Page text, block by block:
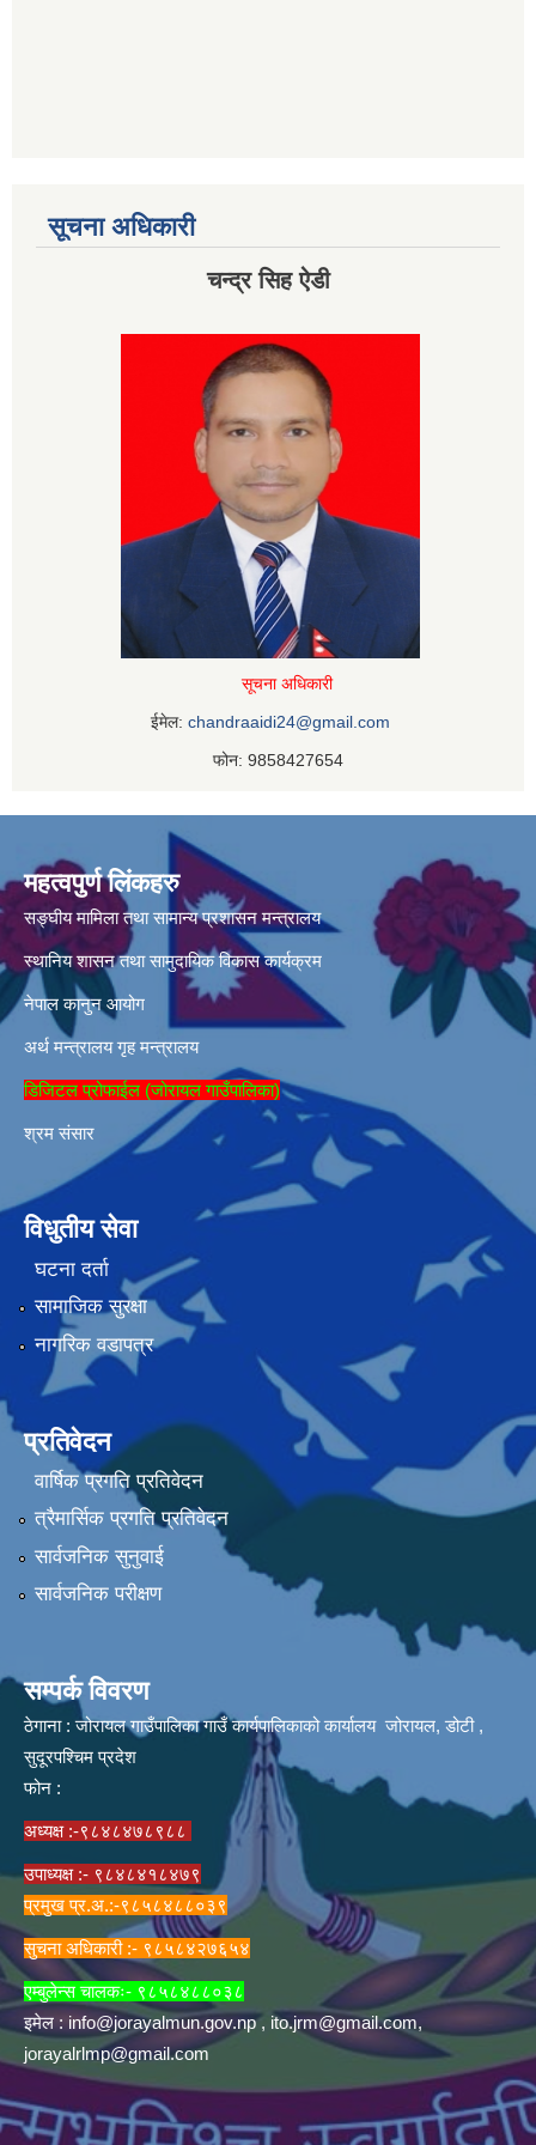
सूचना अधिकारी
चन्द्र सिह ऐडी
सूचना अधिकारी
ईमेल: chandraaidi24@gmail.com
फोन: 9858427654
महत्वपुर्ण लिंकहरु
सङ्घीय मामिला तथा सामान्य प्रशासन मन्त्रालय
स्थानिय शासन तथा सामुदायिक विकास कार्यक्रम
नेपाल कानुन आयोग
अर्थ मन्त्रालय गृह मन्त्रालय
डिजिटल प्रोफाईल (जोरायल गाउँपालिका)
श्रम संसार
विधुतीय सेवा
घटना दर्ता
सामाजिक सुरक्षा
नागरिक वडापत्र
प्रतिवेदन
वार्षिक प्रगति प्रतिवेदन
त्रैमार्सिक प्रगति प्रतिवेदन
सार्वजनिक सुनुवाई
सार्वजनिक परीक्षण
सम्पर्क विवरण
ठेगाना : जोरायल गाउँपालिका गाउँ कार्यपालिकाको कार्यालय जोरायल, डोटी ,
सुदूरपश्चिम प्रदेश
फोन :
अध्यक्ष :-९८४८४७८९८८
उपाध्यक्ष :- ९८४८४१८४७९
प्रमुख प्र.अ.:-९८५८४८८०३९
सुचना अधिकारी :- ९८५८४२७६५४
एम्बुलेन्स चालकः- ९८५८४८८०३८
इमेल : info@jorayalmun.gov.np, ito.jrm@gmail.com,
jorayalrlmp@gmail.com